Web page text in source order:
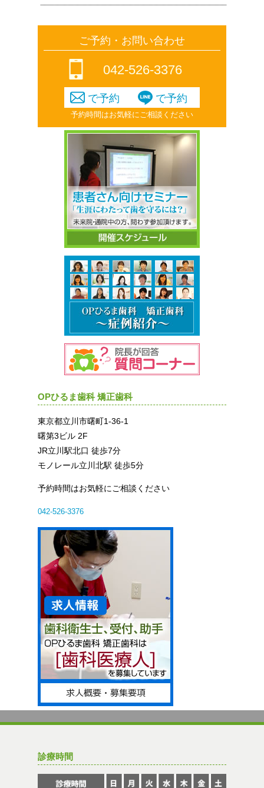
ご予約・お問い合わせ
042-526-3376
で予約 で予約
予約時間はお気軽にご相談ください
OPひるま歯科 矯正歯科
東京都立川市曙町1-36-1
曙第3ビル 2F
JR立川駅北口 徒歩7分
モノレール立川北駅 徒歩5分
予約時間はお気軽にご相談ください
042-526-3376
診療時間